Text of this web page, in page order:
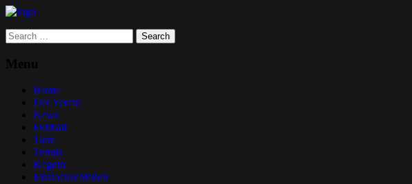
Search
for:
Menu
Home
Der Verein
News
Fußball
Tanz
Tennis
Kegeln
Eisstockschießen